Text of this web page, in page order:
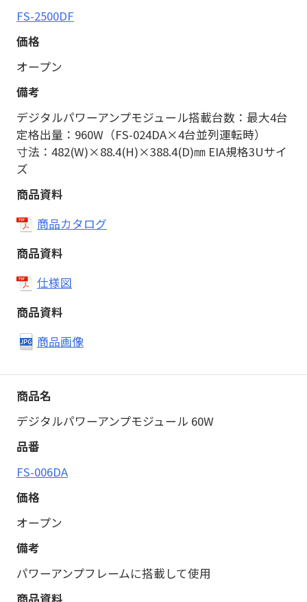
FS-2500DF
オープン
デジタルパワーアンプモジュール搭載台数：最大4台
定格出量：960W（FS-024DA×4台並列運転時）
寸法：482(W)×88.4(H)×388.4(D)㎜ EIA規格3Uサイ
ズ
商品カタログ
仕様図
商品画像
デジタルパワーアンプモジュール 60W
FS-006DA
オープン
パワーアンプフレームに搭載して使用